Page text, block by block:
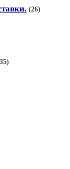
(26)